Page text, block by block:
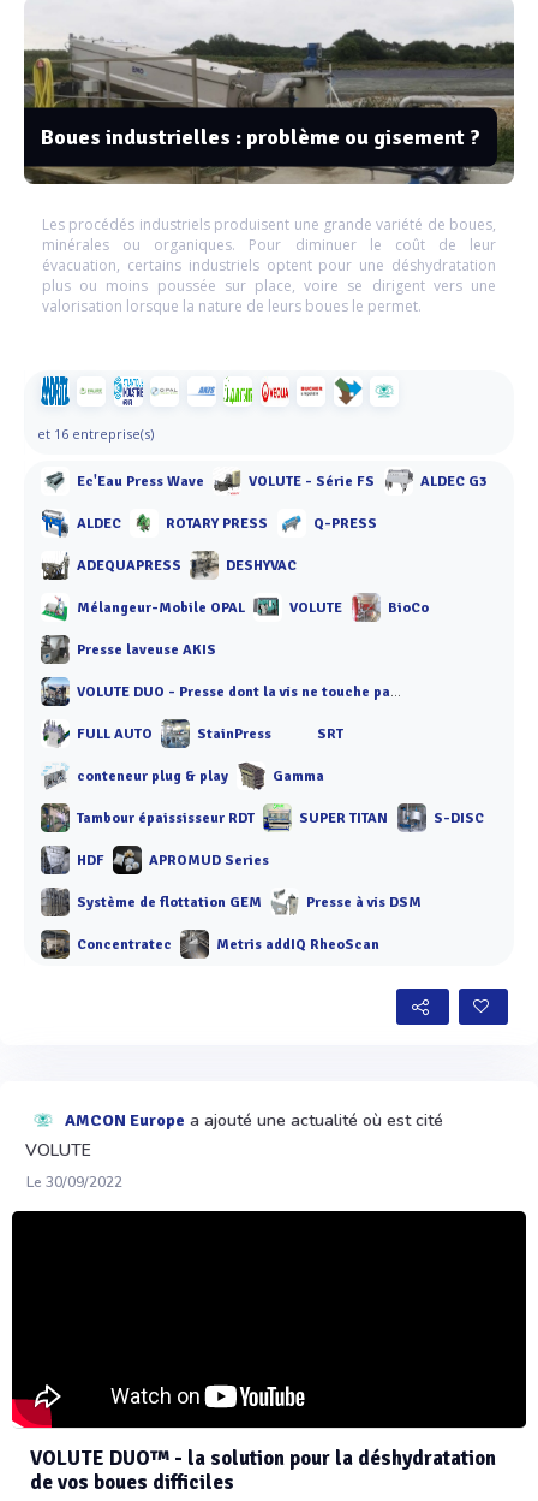
Boues industrielles : problème ou gisement ?
Les procédés industriels produisent une grande variété de boues,
minérales ou organiques. Pour diminuer le coût de leur
évacuation, certains industriels optent pour une déshydratation
plus ou moins poussée sur place, voire se dirigent vers une
valorisation lorsque la nature de leurs boues le permet.
et 16 entreprise(s)
Ec'Eau Press Wave VOLUTE - Série FS ALDEC G3
ALDEC ROTARY PRESS Q-PRESS
ADEQUAPRESS DESHYVAC
Mélangeur-Mobile OPAL VOLUTE BioCo
Presse laveuse AKIS
VOLUTE DUO - Presse dont la vis ne touche pas les anneaux
FULL AUTO StainPress SRT
conteneur plug & play Gamma
Tambour épaississeur RDT SUPER TITAN S-DISC
HDF APROMUD Series
Système de flottation GEM Presse à vis DSM
Concentratec Metris addIQ RheoScan
AMCON Europe a ajouté une actualité où est cité
VOLUTE
Le 30/09/2022
VOLUTE DUO™ - la solution pour la déshydratation
de vos boues difficiles